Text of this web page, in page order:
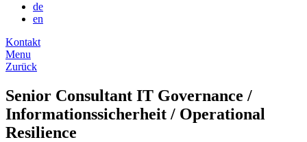
de
en
Kontakt
Menu
Zurück
Senior Consultant IT Governance /
Informationssicherheit / Operational
Resilience